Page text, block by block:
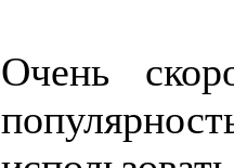
Очень